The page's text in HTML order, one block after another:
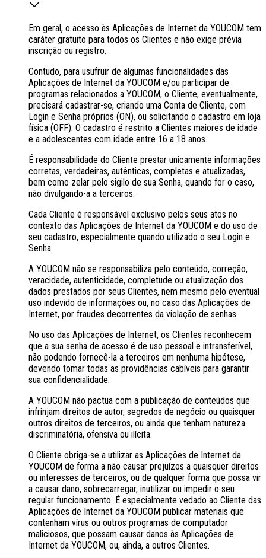
Em geral, o acesso às Aplicações de Internet da YOUCOM tem
caráter gratuito para todos os Clientes e não exige prévia
inscrição ou registro.
Contudo, para usufruir de algumas funcionalidades das
Aplicações de Internet da YOUCOM e/ou participar de
programas relacionados a YOUCOM, o Cliente, eventualmente,
precisará cadastrar-se, criando uma Conta de Cliente, com
Login e Senha próprios (ON), ou solicitando o cadastro em loja
física (OFF). O cadastro é restrito a Clientes maiores de idade
e a adolescentes com idade entre 16 a 18 anos.
É responsabilidade do Cliente prestar unicamente informações
corretas, verdadeiras, autênticas, completas e atualizadas,
bem como zelar pelo sigilo de sua Senha, quando for o caso,
não divulgando-a a terceiros.
Cada Cliente é responsável exclusivo pelos seus atos no
contexto das Aplicações de Internet da YOUCOM e do uso de
seu cadastro, especialmente quando utilizado o seu Login e
Senha.
A YOUCOM não se responsabiliza pelo conteúdo, correção,
veracidade, autenticidade, completude ou atualização dos
dados prestados por seus Clientes, nem mesmo pelo eventual
uso indevido de informações ou, no caso das Aplicações de
Internet, por fraudes decorrentes da violação de senhas.
No uso das Aplicações de Internet, os Clientes reconhecem
que a sua senha de acesso é de uso pessoal e intransferível,
não podendo fornecê-la a terceiros em nenhuma hipótese,
devendo tomar todas as providências cabíveis para garantir
sua confidencialidade.
A YOUCOM não pactua com a publicação de conteúdos que
infrinjam direitos de autor, segredos de negócio ou quaisquer
outros direitos de terceiros, ou ainda que tenham natureza
discriminatória, ofensiva ou ilícita.
O Cliente obriga-se a utilizar as Aplicações de Internet da
YOUCOM de forma a não causar prejuízos a quaisquer direitos
ou interesses de terceiros, ou de qualquer forma que possa vir
a causar dano, sobrecarregar, inutilizar ou impedir o seu
regular funcionamento. É especialmente vedado ao Cliente das
Aplicações de Internet da YOUCOM publicar materiais que
contenham vírus ou outros programas de computador
maliciosos, que possam causar danos às Aplicações de
Internet da YOUCOM, ou, ainda, a outros Clientes.